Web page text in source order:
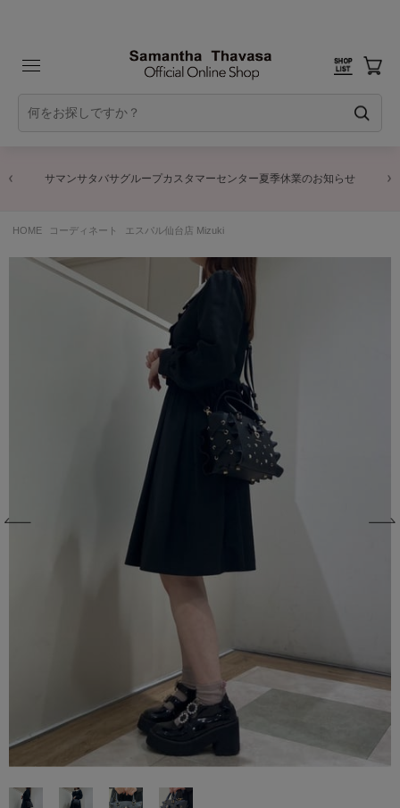
サマンサタバサグループカスタマーセンター夏季休業のお知らせ
HOME コーディネート エスパル仙台店 Mizuki